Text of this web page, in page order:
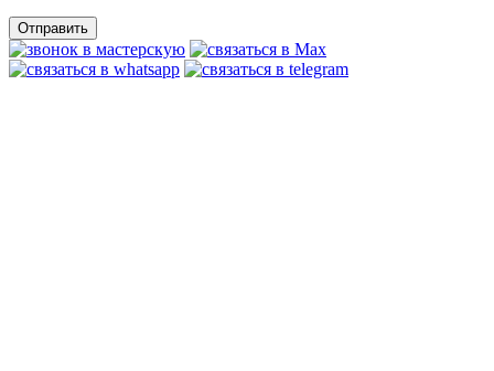
Отправить